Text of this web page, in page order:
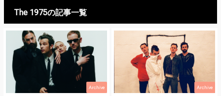
The 1975の記事一覧
Archive Archive